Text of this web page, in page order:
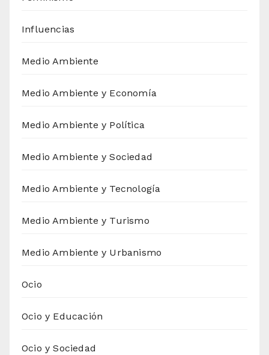
Influencias
Medio Ambiente
Medio Ambiente y Economía
Medio Ambiente y Política
Medio Ambiente y Sociedad
Medio Ambiente y Tecnología
Medio Ambiente y Turismo
Medio Ambiente y Urbanismo
Ocio
Ocio y Educación
Ocio y Sociedad